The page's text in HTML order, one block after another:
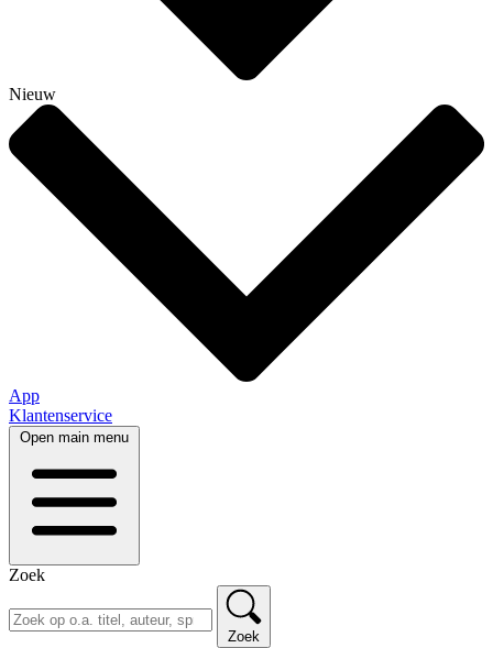
Nieuw
App
Klantenservice
Open main menu
Zoek
Zoek